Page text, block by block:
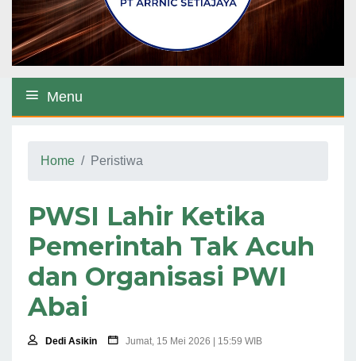
Menu
Home Peristiwa
PWSI Lahir Ketika
Pemerintah Tak Acuh
dan Organisasi PWI
Abai
Dedi Asikin Jumat, 15 Mei 2026 | 15:59 WIB